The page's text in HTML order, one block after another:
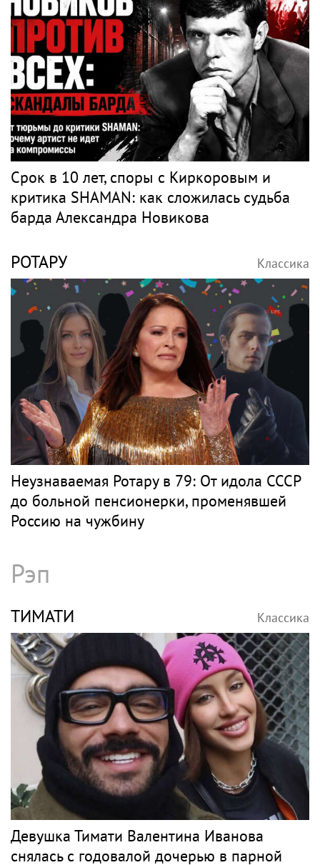
Срок в 10 лет, споры с Киркоровым и
критика SHAMAN: как сложилась судьба
барда Александра Новикова
РОТАРУ Классика
Неузнаваемая Ротару в 79: От идола СССР
до больной пенсионерки, променявшей
Россию на чужбину
Рэп
ТИМАТИ Классика
Девушка Тимати Валентина Иванова
снялась с годовалой дочерью в парной